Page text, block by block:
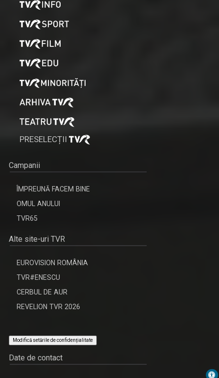
PRESELECȚII
Campanii
ÎMPREUNĂ FACEM BINE
OMUL ANULUI
TVR65
Alte site-uri TVR
EUROVISION ROMÂNIA
TVR#ENESCU
CERBUL DE AUR
REVELION TVR 2026
Modifică setările de confidențialitate
Date de contact